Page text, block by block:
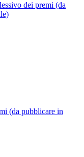
dei premi (da
(da pubblicare in